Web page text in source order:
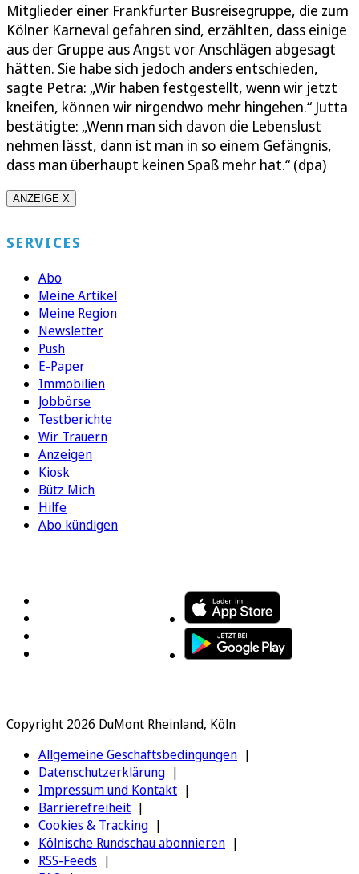
Mitglieder einer Frankfurter Busreisegruppe, die zum
Kölner Karneval gefahren sind, erzählten, dass einige
aus der Gruppe aus Angst vor Anschlägen abgesagt
hätten. Sie habe sich jedoch anders entschieden,
sagte Petra: „Wir haben festgestellt, wenn wir jetzt
kneifen, können wir nirgendwo mehr hingehen.“ Jutta
bestätigte: „Wenn man sich davon die Lebenslust
nehmen lässt, dann ist man in so einem Gefängnis,
dass man überhaupt keinen Spaß mehr hat.“ (dpa)
ANZEIGE X
SERVICES
Abo
Meine Artikel
Meine Region
Newsletter
Push
E-Paper
Immobilien
Jobbörse
Testberichte
Wir Trauern
Anzeigen
Kiosk
Bütz Mich
Hilfe
Abo kündigen
Copyright 2026 DuMont Rheinland, Köln
Allgemeine Geschäftsbedingungen
Datenschutzerklärung
Impressum und Kontakt
Barrierefreiheit
Cookies & Tracking
Kölnische Rundschau abonnieren
RSS-Feeds